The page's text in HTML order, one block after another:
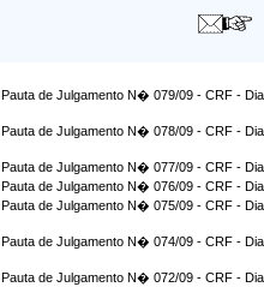
Pauta de Julgamento N� 079/09 - CRF -
Pauta de Julgamento N� 078/09 - CRF -
Pauta de Julgamento N� 077/09 - CRF -
Pauta de Julgamento N� 076/09 - CRF -
Pauta de Julgamento N� 075/09 - CRF -
Pauta de Julgamento N� 074/09 - CRF -
Pauta de Julgamento N� 072/09 - CRF -